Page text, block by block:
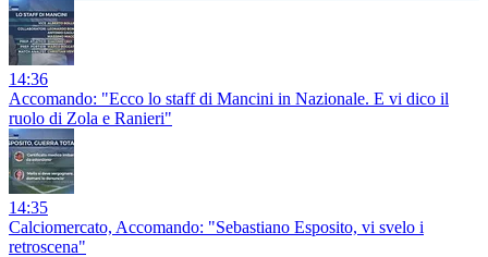
14:36
Accomando: "Ecco lo staff di Mancini in Nazionale. E vi dico il
ruolo di Zola e Ranieri"
14:35
Calciomercato, Accomando: "Sebastiano Esposito, vi svelo i
retroscena"